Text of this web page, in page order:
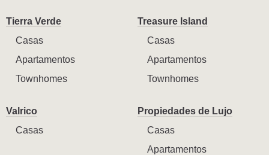
Tierra Verde
Casas
Apartamentos
Townhomes
Treasure Island
Casas
Apartamentos
Townhomes
Valrico
Casas
Propiedades de Lujo
Casas
Apartamentos